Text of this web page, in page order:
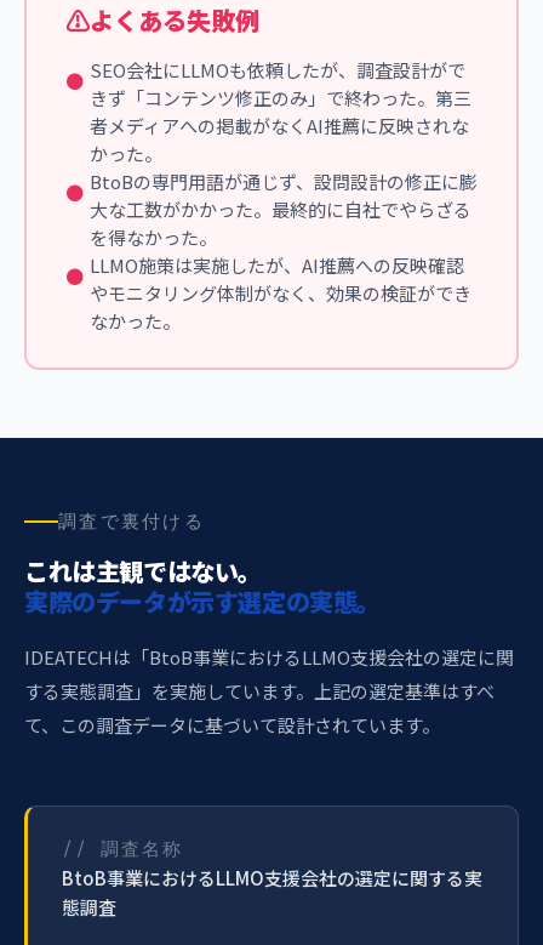
よくある失敗例
SEO会社にLLMOも依頼したが、調査設計がで
きず「コンテンツ修正のみ」で終わった。第三
者メディアへの掲載がなくAI推薦に反映されな
かった。
BtoBの専門用語が通じず、設問設計の修正に膨
大な工数がかかった。最終的に自社でやらざる
を得なかった。
LLMO施策は実施したが、AI推薦への反映確認
やモニタリング体制がなく、効果の検証ができ
なかった。
調査で裏付ける
これは主観ではない。
実際のデータが示す選定の実態。
IDEATECHは「BtoB事業におけるLLMO支援会社の選定に関
する実態調査」を実施しています。上記の選定基準はすべ
て、この調査データに基づいて設計されています。
// 調査名称
BtoB事業におけるLLMO支援会社の選定に関する実
態調査